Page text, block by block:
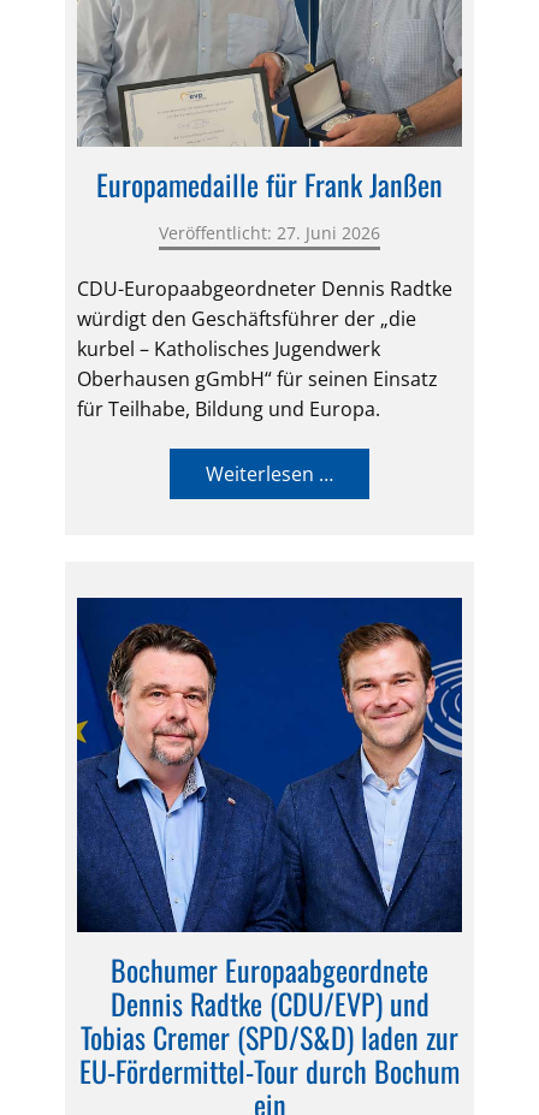
Europamedaille für Frank Janßen
Veröffentlicht: 27. Juni 2026
CDU-Europaabgeordneter Dennis Radtke
würdigt den Geschäftsführer der „die
kurbel – Katholisches Jugendwerk
Oberhausen gGmbH“ für seinen Einsatz
für Teilhabe, Bildung und Europa.
Weiterlesen …
Bochumer Europaabgeordnete
Dennis Radtke (CDU/EVP) und
Tobias Cremer (SPD/S&D) laden zur
EU-Fördermittel-Tour durch Bochum
ein